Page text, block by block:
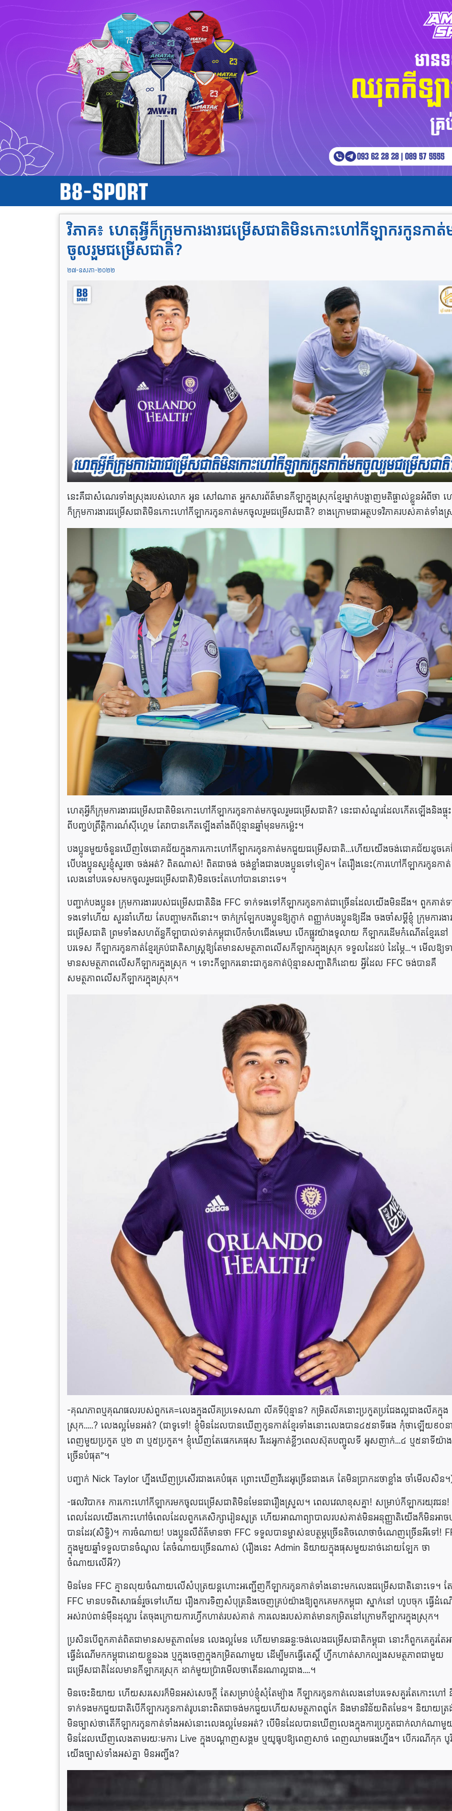
វិភាគ៖ ហេតុអ្វីក៏ក្រុមការងារ​ជម្រើសជាតិមិនកោះហៅកីឡាករកូនកាត់
ចូលរួម​ជម្រើសជាតិ?
២៧-ឧសភា-២០២២
នេះ​គឺ​ជាសំណេរទាំងស្រុង​របស់​លោក អូន សៅណាត អ្នក​សារព័ត៌មានកីឡាក្នុងស្រុកខ្មែរម្នាក់បង្ហាញមតិផ្ទាល់​ខ្លួន​អំពីថា ហ
ក៏ក្រុមការងារ​ជម្រើសជាតិមិនកោះហៅកីឡាករកូនកាត់មក​ចូលរួម​ជម្រើសជាតិ? ខាងក្រោមជាអត្ថបទវិភាគរបស់​គាត់ទាំង
ហេតុអ្វីក៏ក្រុមការងារ​ជម្រើសជាតិមិនកោះហៅកីឡាករកូនកាត់មក​ចូលរួម​ជម្រើសជាតិ? នេះ​ជាសំណួរដែល​កើត​ឡើងនិង​ផ្ទុ
ពី​បញ្ចប់ព្រឹត្តិការណ៍ស៊ីហ្គេម តែ​វា​បាន​កើត​ឡើង​តាំង​ពី​ប៉ុន្មាន​ឆ្នាំមុនមកម្ល៉េះ។
បងប្អូនមួយចំនួន​ឃើញ​ថៃ​ជោគជ័យក្នុងការ​កោះហៅ​កីឡាករកូនកាត់​មក​ជួយជម្រើស​ជាតិ…ហើយ​យើង​ចង់​ជោគជ័យដូចគេ
បើ​បងប្អូនសួរខ្ញុំសួរថា ចង់អត់? ពិតណាស់! ពិតជាចង់ ចង់ខ្លាំងជាងបងប្អូនទៅទៀត។ តែ​រឿង​នេះ​(ការ​ហៅ​កីឡាករកូនកាត់​
លេង​នៅ​បរទេសមក​ចូលរួម​ជម្រើស​ជាតិ)មិនចេះតែហៅ​បាន​នោះ​ទេ។
បញ្ជាក់បងប្អូន៖ ក្រុមការងាររបស់​ជម្រើស​ជាតិ​និង​ FFC ទាក់ទង​ទៅ​កីឡាករកូនកាត់ជាច្រើន​ដែល​យើងមិនដឹង។ ពួក​គាត់​ទ
ទងទៅហើយ សួរនាំហើយ តែបញ្ហា​មក​ពី​នោះ។ ចាក់ក្រឡែកបងប្អូនឱ្យភ្ញាក់ ពញ្ញាក់បងប្អូនឱ្យដឹង ចងចាំសម្ដីខ្ញុំ ក្រុមការងារ​
ជម្រើស​ជាតិ ព្រមទាំងសហព័ន្ធកីឡាបាល់​ទាត់កម្ពុជា​បើកចំហជើងមេឃ បើកផ្លូវយ៉ាងទូលាយ កីឡាករដើមកំណើតខ្មែរនៅ​
បរទេស កីឡាករកូនកាត់ខ្មែរ​គ្រប់​ជាតិសាស្រ្ត​ឱ្យ​តែ​មាន​សមត្ថភាព​លើស​កីឡាករក្នុងស្រុក ទទួលដៃដប់ ដៃម្ភៃ…។ មើលឱ្យ​ទ
មាន​សមត្ថភាព​លើស​កីឡាករក្នុងស្រុក ។ ទោះ​កីឡាករនោះ​ជាកូនកាត់ប៉ុន្មានសញ្ជាតិ​ក៏​ដោយ​ អ្វីដែល FFC ចង់​បាន​គឺ​
សមត្ថភាព​លើស​កីឡាករក្នុងស្រុក។
-គុណភាពឬ​គុណផលរបស់ពួក​គេ=លេង​ក្នុងលីគប្រទេសណា លីគទីប៉ុន្មាន? កម្រិត​លីគនោះ​ប្រកួតប្រជែងល្អ​ជាងលីគក្នុង
ស្រុក…..? លេង​ល្អ​មែន​អត់? (ជាទូទៅ! ខ្ញុំមិនដែលបាន​ឃើញកូនកាត់​ខ្មែរ​ទាំង​នោះលេង​បាន​៤៥​នាទីផង កុំថាឡើយ៩០​ន
ពេញ​មួយ​ប្រកួត ឬ​២ ៣ ឬ​៥ប្រកួត។ ខ្ញុំឃើញតែផេកគេផុស វីដេអូកាត់ខ្លីៗ​ពេល​ស៊ុត​បញ្ចូលទី អូសញាក់…៤ ឬ​៥​នាទី​យ៉ាង​
ច្រើនបំផុត”។
បញ្ជាក់ Nick Taylor ហ្នឹង​ឃើញប្រសើរ​ជាង​គេបំផុត ព្រោះ​ឃើញវីដេអូច្រើនជាង​គេ តែមិនប្រាកដថាខ្លាំង ចាំមើលសិន
-ផលវិបាក៖ ការ​កោះហៅកីឡាករមកចូល​ជម្រើស​ជាតិមិនមែនជារឿងស្រួល។ ពេលវេលាខុសគ្នា! សម្រាប់​កីឡាករយុវជន
ពេល​ដែល​យើង​កោះហៅចំពេល​ដែលពួក​គេ​សិក្សារៀនសូត្រ ហើយ​អាណាព្យាបាលរបស់​គាត់​មិន​អនុញ្ញាតិ​​យើង​ក៏មិនអាចប
បាន​ដែរ(សិទ្ធិ)។ ការចំណាយ! បងប្អូនលឺព័ត៌​មាន​​​ថា​ FFC ទទួលបាន​ម្ចាស់ឧបត្ថម្ភ​ច្រើន​តិច​លោថា​ចំណេញច្រើនអីទៅ!
ក្នុងមួយឆ្នាំទទួលបានចំណូល តែចំណាយច្រើនណាស់ (រឿងនេះ Admin និយាយក្នុងផុសមួយដាច់ដោយឡែក ថា​
ចំណាយលើអី?)
មិន​មែន FFC គ្មានលុយចំណាយលើ​សំបុត្រយន្តហោះអញ្ជើញកីឡាករកូនកាត់ទាំង​នោះមកលេង​ជម្រើស​ជាតិ​នោះ​ទេ។ តែ​
FFC មាន​បទពិសោធន៍រួច​ទៅ​ហើយ រឿង​ការ​ទិញសំបុត្រនិង​ចេញ​គ្រប់​យ៉ាងឱ្យ​ពួក​គេ​មក​កម្ពុជា ស្នាក់នៅ ហូបចុក ធ្វើដំណ
អស់​រាប់​ពាន់​ម៉ឺនដុល្លារ តែ​ចុងក្រោយ​ការ​ហ្វឹកហាត់របស់គាត់ ការ​លេង​របស់​គាត់​មាន​កម្រិត​នៅ​ក្រោមកីឡាករក្នុងស្រុក។
ប្រសិនបើ​ពួក​គាត់​ពិត​ជាមាន​សមត្ថភាពមែន លេង​ល្អ​មែន ហើយ​មាន​ឆន្ទៈ​ចង់​លេង​ជម្រើស​ជាតិ​កម្ពុជា នោះ​ក៏​ពួក​គេ​គួរតែ
ធ្វើដំណើមក​កម្ពុជាដោយខ្លួន​ឯង ឬ​ក្នុងចេញ​ក្នុងកម្រិតណាមួយ ដើម្បី​មក​ធ្វើតេស្តិ៍ ហ្វឹកហាត់សាកល្បងសមត្ថភាពជាមួយ
ជម្រើស​ជាតិ​ដែល​មាន​កីឡាករស្រុក ដាក់មួយប្រ៉ាវ​មើលថា​តើ​នរណាល្អ​ជាង….។
មិនចេះនិយាយ ហើយសរសេរក៏មិនអស់សេចក្ដី តែសម្រាប់​ខ្ញុំសុំតែម្យ៉ាង កីឡាករកូនកាត់លេង​នៅ​បរទេស​គួរតែកោះហៅ
ទាក់​ទងមក​ជួយជាតិបើ​កីឡាករកូនកាត់​រូបនោះ​ពិត​ជាចង់មកជួយហើយ​សមត្ថភាព​ពូកែ និងមានវិន័យពិតមែន។ និយាយត្រង់
មិនច្បាស់​ថា​តើ​កីឡាករកូនកាត់​ទាំងអស់​នោះលេង​ល្អមែនអត់? បើ​មិនដែលបាន​ឃើញលេងក្នុងការ​ប្រកួតជាក់លាក់ណា
មិនដែល​ឃើញលេង​តាម​រយៈម​ការ​ Live ក្នុងបណ្ដាញសង្គម ឬយូធូបឱ្យ​ពេញ​សាច់ ពេញឈាមផងហ្នឹង។ បើ​ករណីកុក
យើង​ច្បាស់ទាំងអស់​គ្នា មិនអញ្ចឹង?